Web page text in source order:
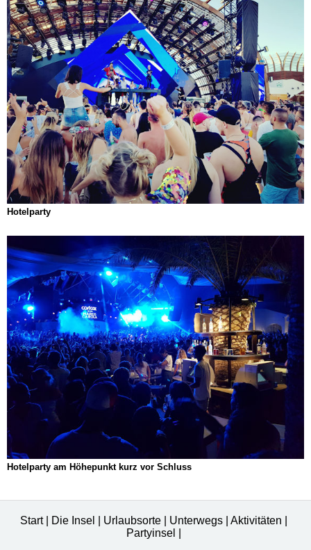
Hotelparty
Hotelparty am Höhepunkt kurz vor Schluss
Start Die Insel Urlaubsorte Unterwegs Aktivitäten
Partyinsel